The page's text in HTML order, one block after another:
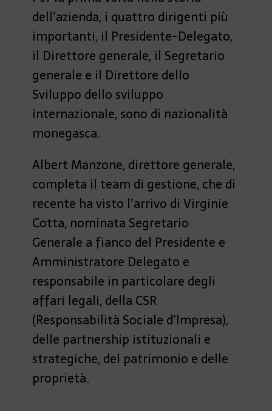
dell’azienda, i quattro dirigenti più
importanti, il Presidente-Delegato,
il Direttore generale, il Segretario
generale e il Direttore dello
Sviluppo dello sviluppo
internazionale, sono di nazionalità
monegasca.
Albert Manzone, direttore generale,
completa il team di gestione, che di
recente ha visto l’arrivo di Virginie
Cotta, nominata Segretario
Generale a fianco del Presidente e
Amministratore Delegato e
responsabile in particolare degli
affari legali, della CSR
(Responsabilità Sociale d’Impresa),
delle partnership istituzionali e
strategiche, del patrimonio e delle
proprietà.